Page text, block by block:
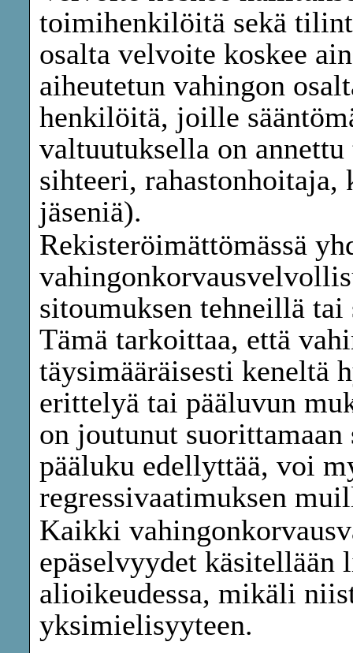
toimihenkilöitä sekä
osalta velvoite koskee
aiheutetun vahingon
henkilöitä, joille
valtuutuksella on
sihteeri,
jäseniä).
Rekisteröimättömässä
sitoumuksen tehneillä tai
Tämä tarkoittaa, että
täysimääräisesti keneltä
erittelyä tai pääluvun
on joutunut
pääluku edellyttää, voi
regressivaatimuksen
Kaikki
epäselvyydet käsitellään
alioikeudessa, mikäli
yksimielisyyteen.